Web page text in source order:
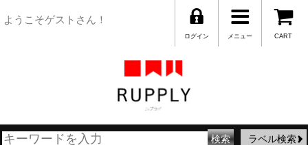
ようこそゲストさん！
CART
メニュー
ログイン
ラベル検索